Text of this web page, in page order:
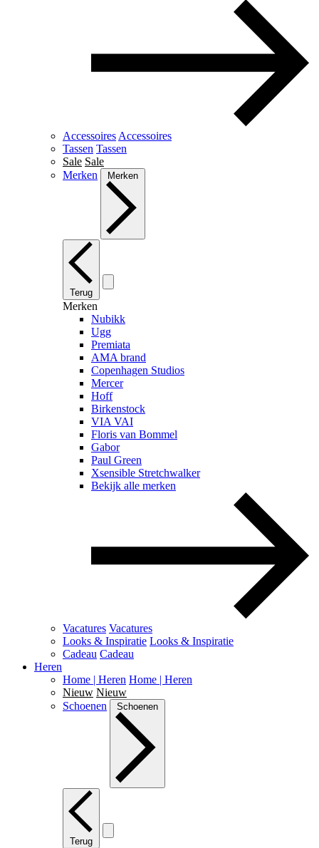
Accessoires Accessoires
Tassen Tassen
Sale Sale
Merken
Merken
Terug
Merken
Nubikk
Ugg
Premiata
AMA brand
Copenhagen Studios
Mercer
Hoff
Birkenstock
VIA VAI
Floris van Bommel
Gabor
Paul Green
Xsensible Stretchwalker
Bekijk alle merken
Vacatures Vacatures
Looks & Inspiratie Looks & Inspiratie
Cadeau Cadeau
Heren
Home | Heren Home | Heren
Nieuw Nieuw
Schoenen
Schoenen
Terug